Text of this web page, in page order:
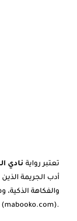
تعتبر رواية نادي
أدب الجريمة
والفكاهة الذكية،
مابوكو (mabooko.com).